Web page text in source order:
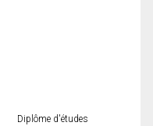
Diplôme d'études